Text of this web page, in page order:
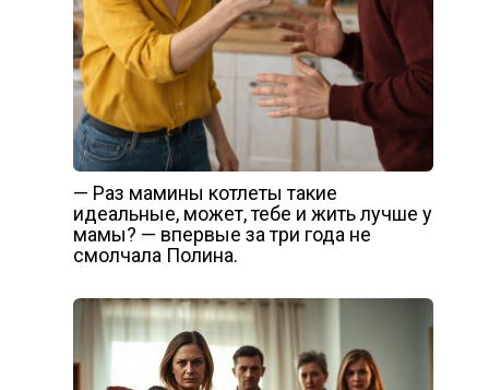
— Раз мамины котлеты такие
идеальные, может, тебе и жить лучше у
мамы? — впервые за три года не
смолчала Полина.